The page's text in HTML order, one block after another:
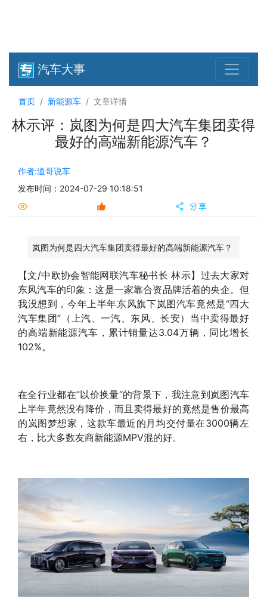
汽车大事
首页 新能源车 文章详情
林示评：岚图为何是四大汽车集团卖得
最好的高端新能源汽车？
作者:道哥说车
发布时间：2024-07-29 10:18:51
岚图为何是四大汽车集团卖得最好的高端新能源汽车？
【文/中欧协会智能网联汽车秘书长 林示】过去大家对
东风汽车的印象：这是一家靠合资品牌活着的央企。但
我没想到，今年上半年东风旗下岚图汽车竟然是“四大
汽车集团”（上汽、一汽、东风、长安）当中卖得最好
的高端新能源汽车，累计销量达3.04万辆，同比增长
102%。
在全行业都在”以价换量“的背景下，我注意到岚图汽车
上半年竟然没有降价，而且卖得最好的竟然是售价最高
的岚图梦想家，这款车最近的月均交付量在3000辆左
右，比大多数友商新能源MPV混的好。